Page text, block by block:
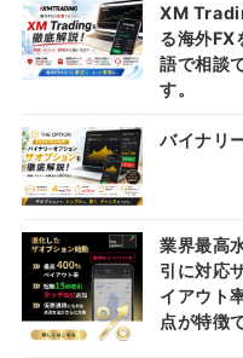
XM
る海外FX
語で相談
す。
バイナリ
業界最高
引に対応
イアウト
点が特徴